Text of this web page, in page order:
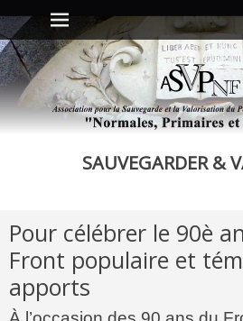
Menu principal
Aller
au
contenu
SAUVEGARDER &
Pour célébrer le 90è
Front populaire et
apports